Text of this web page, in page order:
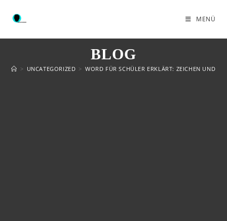
MENÜ
BLOG
> UNCATEGORIZED > WORD FÜR SCHÜLER ERKLÄRT: ZEICHEN UND